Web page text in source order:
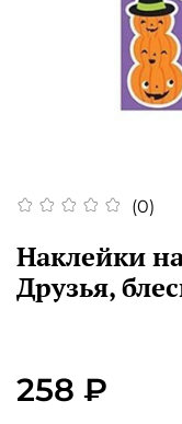
(0)
Наклейки
Друзья,
258 ₽